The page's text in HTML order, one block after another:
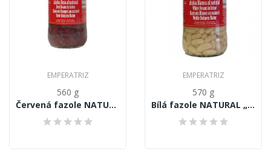
EMPERATRIZ
560 g
Červená fazole NATURAL „premium quality“ 570 g
EMPERATRIZ
570 g
Bílá fazole NATURAL „premium quality“ 570 g